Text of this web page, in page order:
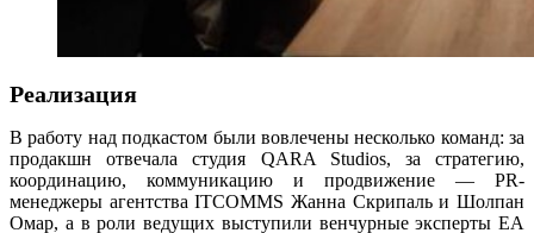
Реализация
В работу над подкастом были вовлечены несколько команд: за
продакшн отвечала студия QARA Studios, за стратегию,
координацию, коммуникацию и продвижение — PR-
менеджеры агентства ITCOMMS Жанна Скрипаль и Шолпан
Омар, а в роли ведущих выступили венчурные эксперты EA